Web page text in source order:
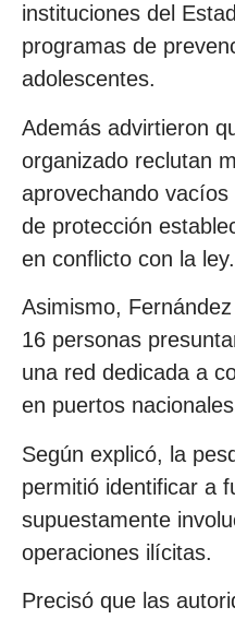
instituciones del
programas de
adolescentes.
Además advirtieron
organizado reclutan
aprovechando
de protección
en conflicto con la ley.
Asimismo,
16 personas
una red dedicada a
en puertos
Según explicó, la
permitió identificar a
supuestamente
operaciones ilícitas.
Precisó que las